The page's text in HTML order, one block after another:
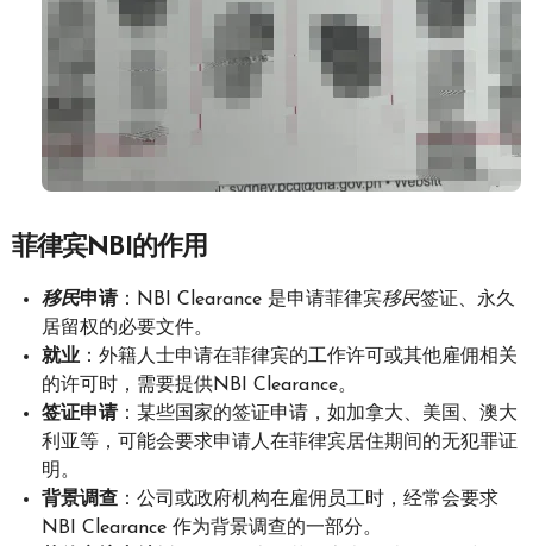
菲律宾NBI的作用
移民申请：NBI Clearance 是申请菲律宾移民签证、永久
居留权的必要文件。
就业 ：外籍人士申请在菲律宾的工作许可或其他雇佣相关
的许可时，需要提供NBI Clearance。
签证申请：某些国家的签证申请，如加拿大、美国、澳大
利亚等，可能会要求申请人在菲律宾居住期间的无犯罪证
明。
背景调查 ：公司或政府机构在雇佣员工时，经常会要求
NBI Clearance 作为背景调查的一部分。